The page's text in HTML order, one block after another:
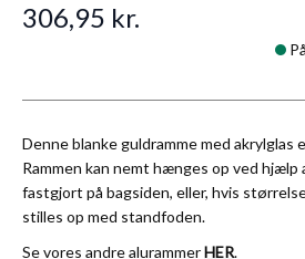
Denne blanke guldramme med akrylglas
Rammen kan nemt hænges op ved
fastgjort på bagsiden, eller, hvis
stilles op med standfoden.
Se vores andre alurammerHER.
306,95 kr.